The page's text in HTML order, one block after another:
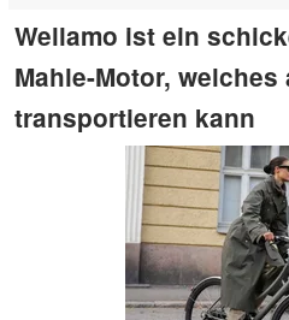
Wellamo ist ein
Mahle-Motor, welches
transportieren kann